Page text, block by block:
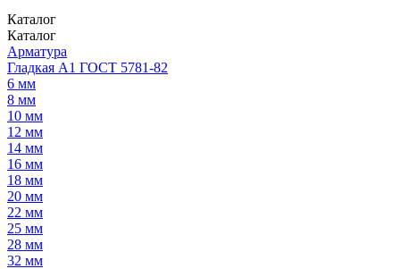
Каталог
Каталог
Арматура
Гладкая А1 ГОСТ 5781-82
6 мм
8 мм
10 мм
12 мм
14 мм
16 мм
18 мм
20 мм
22 мм
25 мм
28 мм
32 мм